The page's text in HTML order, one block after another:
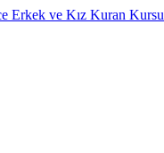
Erkek ve Kız Kuran Kursu